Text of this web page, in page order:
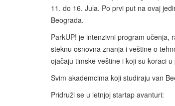
11. do 16. Jula. Po prvi put na ovaj
Beograda.
ParkUP! je intenzivni program učenja,
steknu osnovna znanja i veštine o
ojačaju timske veštine i koji su koraci
Svim akademcima koji studiraju van
Pridruži se u letnjoj startap avanturi: